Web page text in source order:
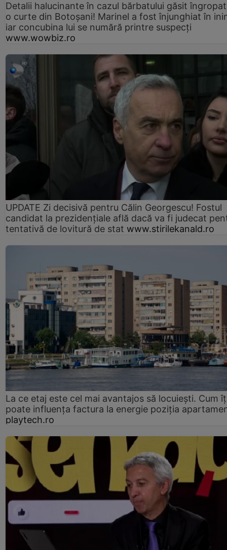
Detalii halucinante în cazul bărbatului găsit
o curte din Botoșani! Marinel a fost înjunghiat în
iar concubina lui se numără printre suspecți
www.wowbiz.ro
UPDATE Zi decisivă pentru Călin Georgescu! Fostul
candidat la prezidențiale află dacă va fi judecat
tentativă de lovitură de stat www.stirilekanald.ro
La ce etaj este cel mai avantajos să locuiești. Cum
poate influența factura la energie poziția
playtech.ro